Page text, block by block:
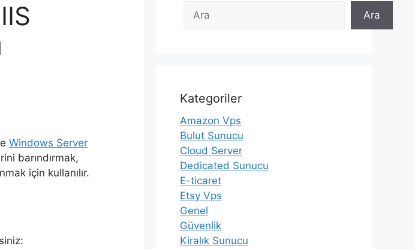
Windows Server
barındırmak,
için kullanılır.
Ara
Kategoriler
Amazon Vps
Bulut Sunucu
Cloud Server
Dedicated Sunucu
E-ticaret
Etsy Vps
Genel
Güvenlik
Kiralık Sunucu